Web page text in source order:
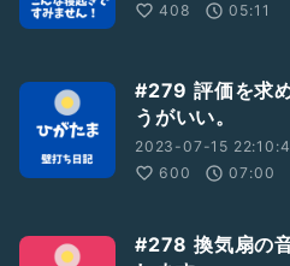
408
05:11
#279 評価を求
うがいい。
2023-07-15
600
07:00
#278 換気扇の